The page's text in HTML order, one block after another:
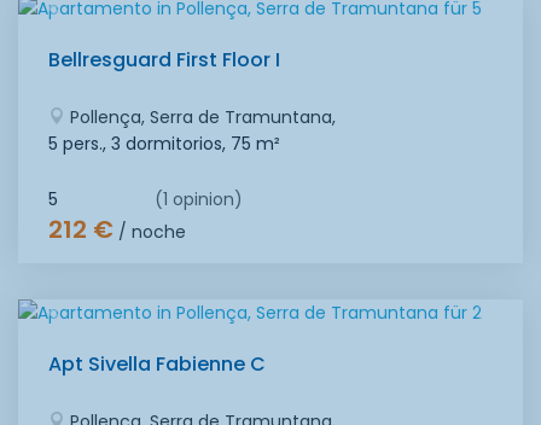
Bellresguard First Floor I
Pollença, Serra de Tramuntana,
5 pers., 3 dormitorios, 75 m²
5 (1 opinion)
212 € / noche
Apt Sivella Fabienne C